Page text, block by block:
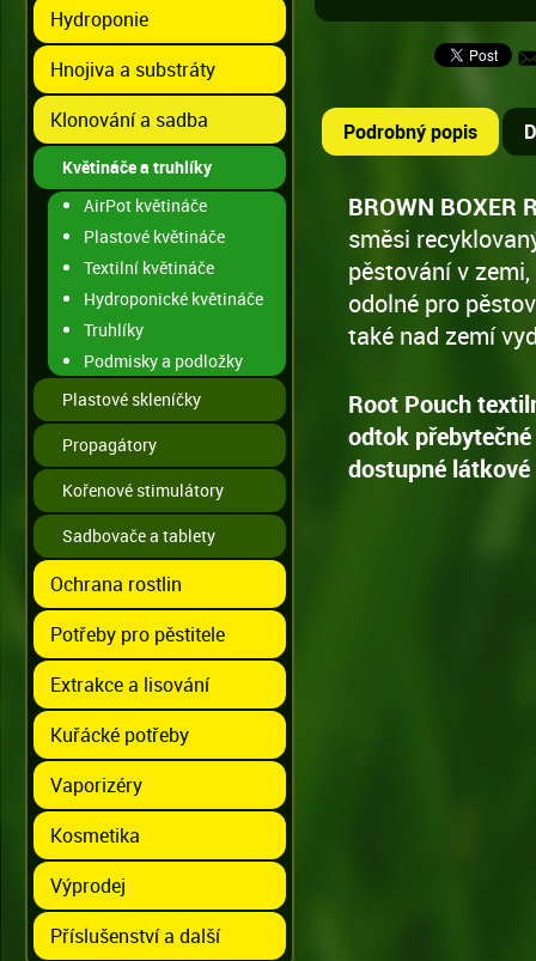
Hydroponie
Hnojiva a substráty
Klonování a sadba
Květináče a truhlíky
AirPot květináče
Plastové květináče
Textilní květináče
Hydroponické květináče
Truhlíky
Podmisky a podložky
Plastové skleníčky
Propagátory
Kořenové stimulátory
Sadbovače a tablety
Ochrana rostlin
Potřeby pro pěstitele
Extrakce a lisování
Kuřácké potřeby
Vaporizéry
Kosmetika
Výprodej
Příslušenství a další
Podrobný popis
BROWN BOXER
směsi
pěstování v
odolné pro
také nad zemí
Root Pouch
odtok
dostupné